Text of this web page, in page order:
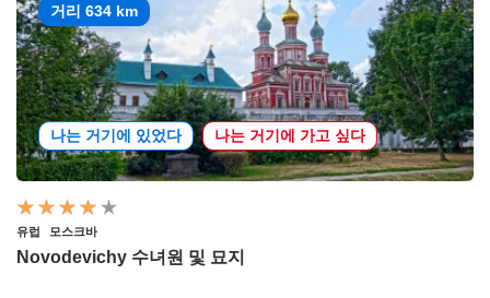
거리 634 km
나는 거기에 있었다 나는 거기에 가고 싶다
유럽 모스크바
Novodevichy 수녀원 및 묘지